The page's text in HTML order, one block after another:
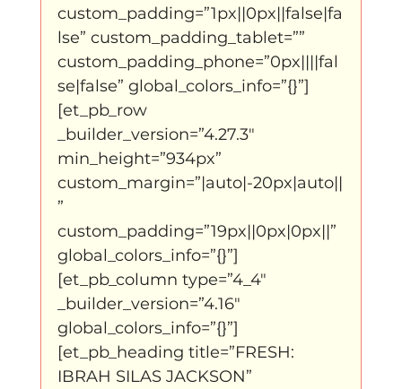
Voorstellingen
I am my ancestors wildest dreams
Ibrah eng Archive
klein, klein vogeltje One Night's Dance
Wennah Wilkers brengt ode aan ho...
custom_padding=”1px||0px||false|fa
lse” custom_padding_tablet=””
custom_padding_phone=”0px||||fal
se|false” global_colors_info=”{}”]
[et_pb_row
_builder_version=”4.27.3″
min_height=”934px”
custom_margin=”|auto|-20px|auto||
”
custom_padding=”19px||0px|0px||”
global_colors_info=”{}”]
[et_pb_column type=”4_4″
_builder_version=”4.16″
global_colors_info=”{}”]
[et_pb_heading title=”FRESH:
IBRAH SILAS JACKSON”